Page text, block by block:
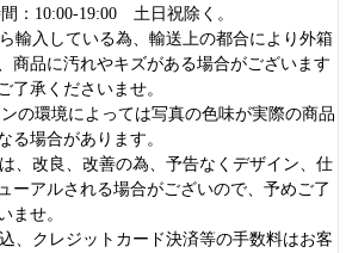
：10:00-19:00 土日祝除く。
輸入している為、輸送上の都合により外箱
商品に汚れやキズがある場合がございます
了承くださいませ。
の環境によっては写真の色味が実際の商品
る場合があります。
、改良、改善の為、予告なくデザイン、仕
ーアルされる場合がございので、予めご了
ませ。
、クレジットカード決済等の手数料はお客